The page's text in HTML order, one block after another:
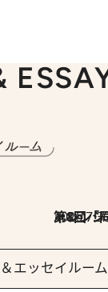
第8回「同人誌即売会
エッセイルー